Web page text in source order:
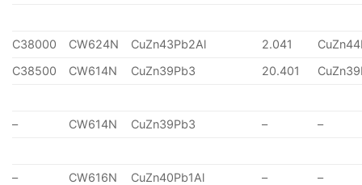
C38000 CW624N CuZn43Pb2Al 2.041
C38500
CW614N CuZn39Pb3 20.401
– CW614N CuZn39Pb3 – –
– CW616N CuZn40Pb1Al –
–